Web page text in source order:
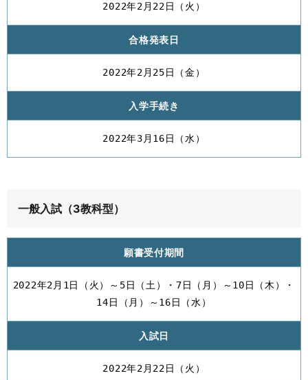
2022年2月22日（火）
合格発表日
2022年2月25日（金）
入学手続き
2022年3月16日（水）
一般入試（3教科型）
願書受付期間
2022年2月1日（火）～5日（土）・7日（月）～10日（木）・
14日（月）～16日（水）
入試日
2022年2月22日（火）